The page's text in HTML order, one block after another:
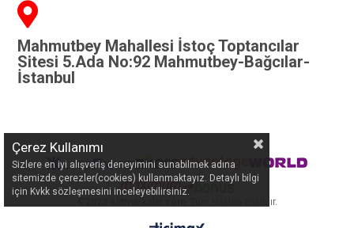
Mahmutbey Mahallesi İstoç Toptancılar
Sitesi 5.Ada No:92 Mahmutbey-Bağcılar-
İstanbul
- Tüm Hakları Saklıdır.
Çerez Kullanımı
Sizlere en iyi alışveriş deneyimini sunabilmek adına
sitemizde çerezler(cookies) kullanmaktayız. Detaylı bilgi
için Kvkk sözleşmesini inceleyebilirsiniz.